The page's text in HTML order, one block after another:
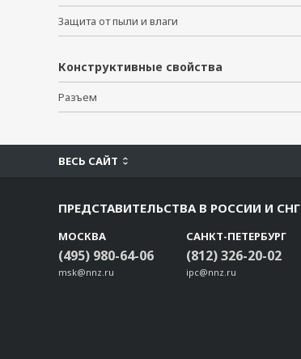
LB-RJ458P-RS422
A-PLG-WPM30IP67-01
M12A-8PMM-IP67
A-CAP-M30M-MIP67
CBL-RJ45F9-150
CBL-M25M9x2-50
TB-M9
TB-F9
Защита от пыли и влаги
Конструктивные свойства
Разъем
ВЕСЬ САЙТ
ПРЕДСТАВИТЕЛЬСТВА В РОССИИ И СНГ
МОСКВА
(495) 980-64-06
msk@nnz.ru
САНКТ-ПЕТЕРБУРГ
(812) 326-20-02
ipc@nnz.ru